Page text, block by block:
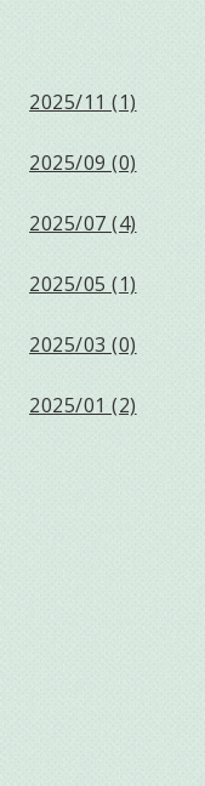
2025/11 (1)
2025/09 (0)
2025/07 (4)
2025/05 (1)
2025/03 (0)
2025/01 (2)